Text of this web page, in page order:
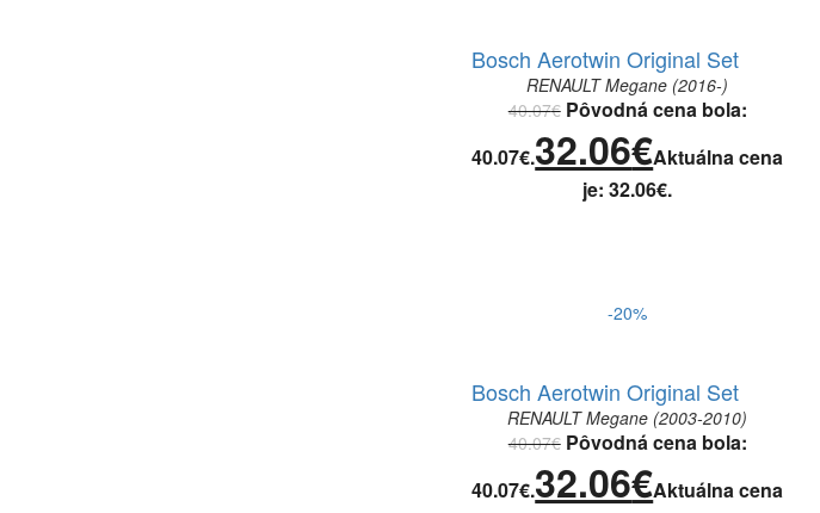
Bosch Aerotwin Original Set
RENAULT Megane (2016-)
40.07€ Pôvodná cena bola:
40.07€.32.06€Aktuálna cena
je: 32.06€.
-20%
Bosch Aerotwin Original Set
RENAULT Megane (2003-2010)
40.07€ Pôvodná cena bola:
40.07€.32.06€Aktuálna cena